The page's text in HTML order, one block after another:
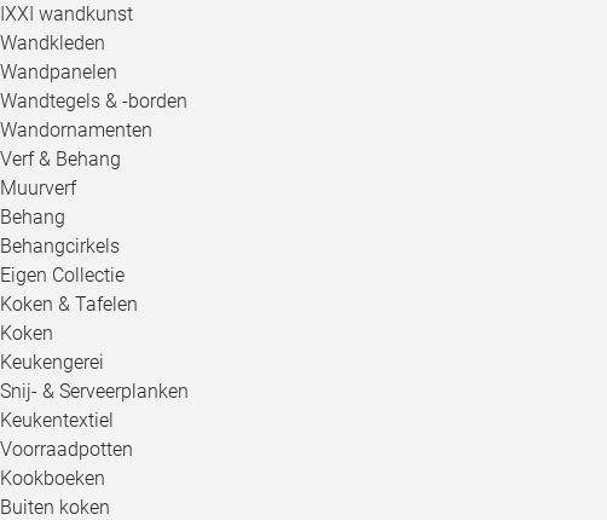
IXXI wandkunst
Wandkleden
Wandpanelen
Wandtegels & -borden
Wandornamenten
Verf & Behang
Muurverf
Behang
Behangcirkels
Eigen Collectie
Koken & Tafelen
Koken
Keukengerei
Snij- & Serveerplanken
Keukentextiel
Voorraadpotten
Kookboeken
Buiten koken